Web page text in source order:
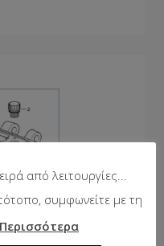
από λειτουργίες...
συμφωνείτε με τη
Περισσότερα